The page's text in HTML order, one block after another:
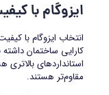
ایزوگام با
انتخاب ایزوگام با
کارایی ساختمان داشته
استانداردهای
مقاوم‌تر هستند.